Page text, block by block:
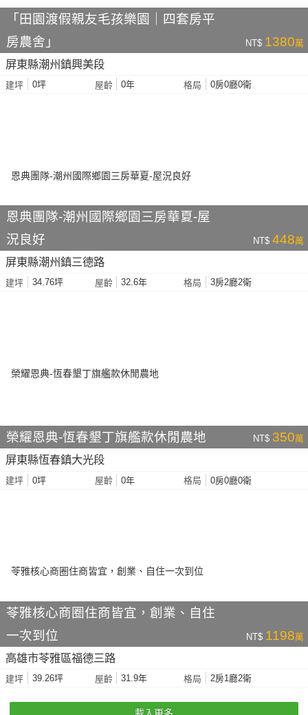
「田園渡假親友毛孩樂園｜四套房平
房農舍」
NT$ 1380萬
屏東縣潮州鎮興美段
建坪 0坪 屋齡 0年 格局 0房0廳0衛
恩典團隊-潮州國際鄉園三房華夏-屋
況良好
NT$ 448萬
屏東縣潮州鎮三德路
建坪 34.76坪 屋齡 32.6年 格局 3房2廳2衛
榮耀恩典-恆春墾丁旗艦款休閒農地 NT$ 350萬
屏東縣恆春鎮大光段
建坪 0坪 屋齡 0年 格局 0房0廳0衛
苓雅核心商圈住商皆宜，創業、自住
一次到位
NT$ 1198萬
高雄市苓雅區福德三路
建坪 39.26坪 屋齡 31.9年 格局 2房1廳2衛